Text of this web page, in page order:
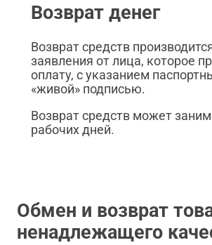
Возврат денег
Возврат средств
заявления от лица, которое
оплату, с указанием
«живой» подписью.
Возврат средств может
рабочих дней.
Обмен и возврат
ненадлежащего